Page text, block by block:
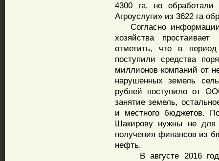
4300 га, но
Агроуслуги» из 3622 га
Согласно информации
хозяйства
отметить, что в
поступили средства
миллионов компаний от
нарушенных земель
рублей поступило от
занятие земель,
и местного бюджетов.
Шакирову нужны не для
получения финансов из
нефть.
В августе 2016